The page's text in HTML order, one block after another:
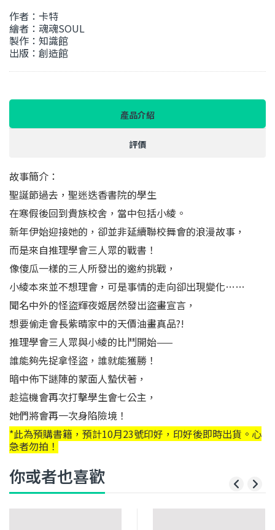
作者：卡特
繪者：魂魂SOUL
製作：知識館
出版：創造館
產品介紹
評價
故事簡介：
聖誕節過去，聖迷迭香書院的學生
在寒假後回到貴族校舍，當中包括小綾。
新年伊始迎接她的，卻並非延續聯校舞會的浪漫故事，
而是來自推理學會三人眾的戰書！
像傻瓜一樣的三人所發出的邀約挑戰，
小綾本來並不想理會，可是事情的走向卻出現變化……
聞名中外的怪盜輝夜姬居然發出盜畫宣言，
想要偷走會長紫晴家中的天價油畫真品?!
推理學會三人眾與小綾的比鬥開始——
誰能夠先捉拿怪盜，誰就能獲勝！
暗中佈下謎陣的蒙面人蟄伏著，
趁這機會再次打擊學生會七公主，
她們將會再一次身陷險境！
*此為預購書籍，預計10月23號印好，印好後即時出貨。心
急者勿拍！
你或者也喜歡